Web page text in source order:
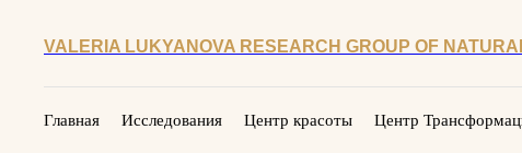
VALERIA LUKYANOVA RESEARCH GROUP OF
Главная Исследования Центр красоты Центр